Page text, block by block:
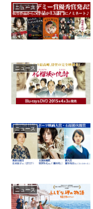
ニュース
ニュース
ニュース
ニュース